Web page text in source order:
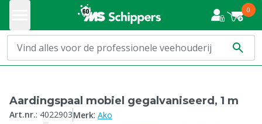
0
Aardingspaal mobiel gegalvaniseerd, 1 m
Art.nr.: 4022903Merk: Ako